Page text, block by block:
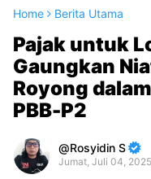
Home Berita Utama
Pajak untuk
Gaungkan
Royong
PBB-P2
Rosyidin S
Jumat, Juli 04,